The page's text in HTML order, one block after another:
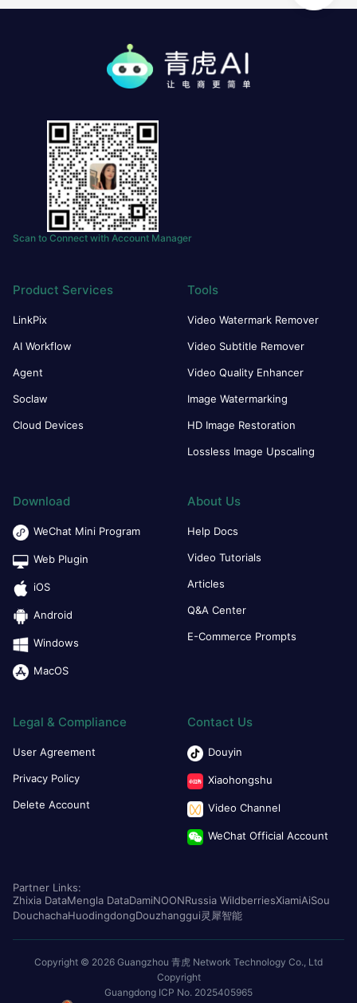
Scan to Connect with Account Manager
Product Services
LinkPix
AI Workflow
Agent
Soclaw
Cloud Devices
Tools
Video Watermark Remover
Video Subtitle Remover
Video Quality Enhancer
Image Watermarking
HD Image Restoration
Lossless Image Upscaling
Download
WeChat Mini Program
Web Plugin
iOS
Android
Windows
MacOS
About Us
Help Docs
Video Tutorials
Articles
Q&A Center
E-Commerce Prompts
Legal & Compliance
User Agreement
Privacy Policy
Delete Account
Contact Us
Douyin
Xiaohongshu
Video Channel
WeChat Official Account
Partner Links:
Zhixia DataMengla DataDamiNOONRussia WildberriesXiamiAiSou
DouchachaHuodingdongDouzhanggui灵犀智能
Copyright © 2026 Guangzhou 青虎 Network Technology Co., Ltd
Copyright
Guangdong ICP No. 2025405965